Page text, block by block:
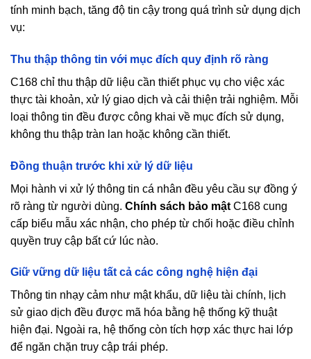
tính minh bạch, tăng độ tin cậy trong quá trình sử dụng dịch
vụ:
Thu thập thông tin với mục đích quy định rõ ràng
C168 chỉ thu thập dữ liệu cần thiết phục vụ cho việc xác
thực tài khoản, xử lý giao dịch và cải thiện trải nghiệm. Mỗi
loại thông tin đều được công khai về mục đích sử dụng,
không thu thập tràn lan hoặc không cần thiết.
Đồng thuận trước khi xử lý dữ liệu
Mọi hành vi xử lý thông tin cá nhân đều yêu cầu sự đồng ý
rõ ràng từ người dùng. Chính sách bảo mật C168 cung
cấp biểu mẫu xác nhận, cho phép từ chối hoặc điều chỉnh
quyền truy cập bất cứ lúc nào.
Giữ vững dữ liệu tất cả các công nghệ hiện đại
Thông tin nhạy cảm như mật khẩu, dữ liệu tài chính, lịch
sử giao dịch đều được mã hóa bằng hệ thống kỹ thuật
hiện đại. Ngoài ra, hệ thống còn tích hợp xác thực hai lớp
để ngăn chặn truy cập trái phép.